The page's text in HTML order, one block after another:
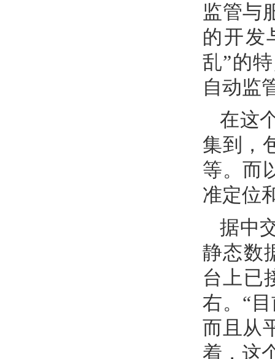
监管与
的开发
乱”的
自动监
在这
集到，
等。而
准定位
据中
静态数
台上已
右。“
而且从
着，这